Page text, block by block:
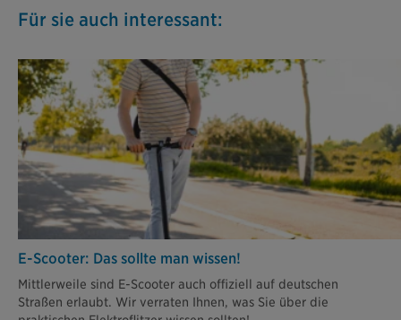
Für sie auch interessant:
E-Scooter: Das sollte man wissen!
Mittlerweile sind E-Scooter auch offiziell auf deutschen
Straßen erlaubt. Wir verraten Ihnen, was Sie über die